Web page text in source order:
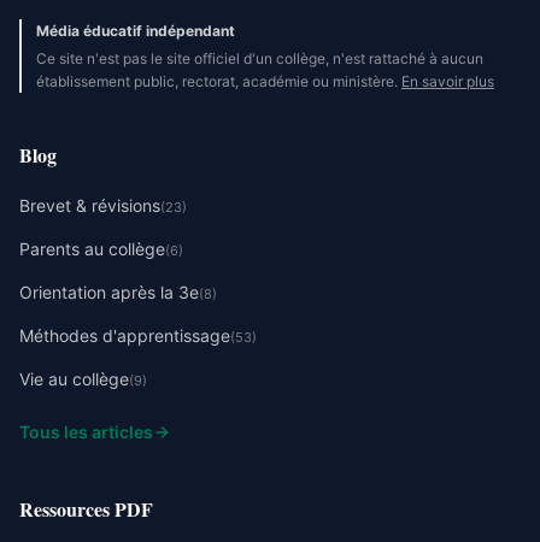
Média éducatif indépendant
Ce site n'est pas le site officiel d'un collège, n'est rattaché à aucun
établissement public, rectorat, académie ou ministère. En savoir plus
Blog
Brevet & révisions(23)
Parents au collège(6)
Orientation après la 3e(8)
Méthodes d'apprentissage(53)
Vie au collège(9)
Tous les articles
Ressources PDF